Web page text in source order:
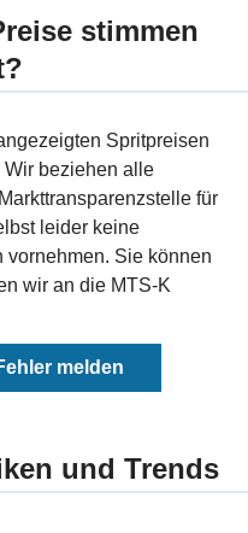
stimmen
Spritpreisen
Wir beziehen alle
für
leider keine
Sie können
wir an die MTS-K
melden
und Trends